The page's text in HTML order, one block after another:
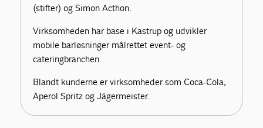
(stifter) og Simon Acthon.
Virksomheden har base i Kastrup og udvikler
mobile barløsninger målrettet event- og
cateringbranchen.
Blandt kunderne er virksomheder som Coca-Cola,
Aperol Spritz og Jägermeister.